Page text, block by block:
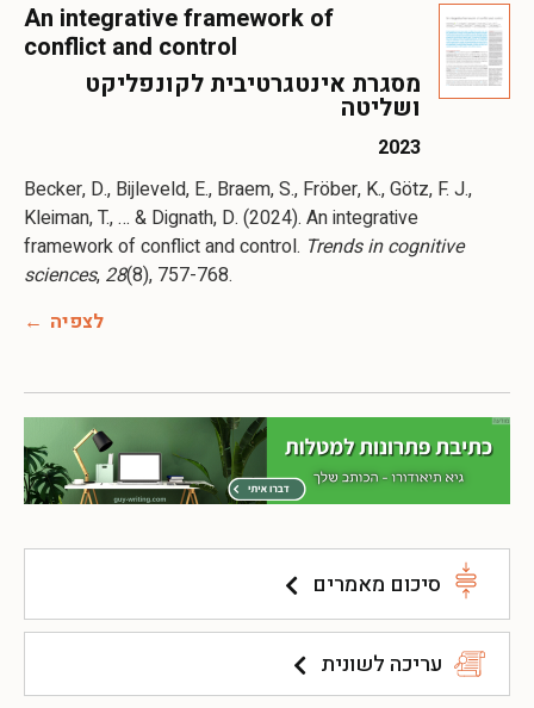
סיכום מאמרים
עריכה לשונית
An integrative framework of
conflict and control
מסגרת אינטגרטיבית לקונפליקט
ושליטה
2023
Becker, D., Bijleveld, E., Braem, S., Fröber, K., Götz, F. J.,
Kleiman, T., … & Dignath, D. (2024). An integrative
framework of conflict and control. Trends in cognitive
sciences, 28(8), 757-768.
לצפיה